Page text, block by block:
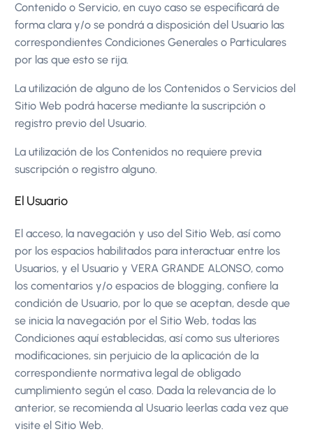
Contenido o Servicio, en cuyo caso se especificará de
forma clara y/o se pondrá a disposición del Usuario las
correspondientes Condiciones Generales o Particulares
por las que esto se rija.
La utilización de alguno de los Contenidos o Servicios del
Sitio Web podrá hacerse mediante la suscripción o
registro previo del Usuario.
La utilización de los Contenidos no requiere previa
suscripción o registro alguno.
El Usuario
El acceso, la navegación y uso del Sitio Web, así como
por los espacios habilitados para interactuar entre los
Usuarios, y el Usuario y VERA GRANDE ALONSO, como
los comentarios y/o espacios de blogging, confiere la
condición de Usuario, por lo que se aceptan, desde que
se inicia la navegación por el Sitio Web, todas las
Condiciones aquí establecidas, así como sus ulteriores
modificaciones, sin perjuicio de la aplicación de la
correspondiente normativa legal de obligado
cumplimiento según el caso. Dada la relevancia de lo
anterior, se recomienda al Usuario leerlas cada vez que
visite el Sitio Web.